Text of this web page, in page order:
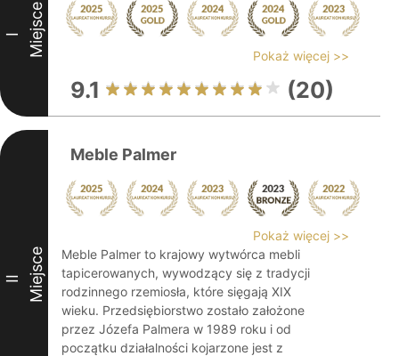
I Miejsce Pokaż więcej >>
9.1 (20)
II Miejsce
Meble Palmer
Pokaż więcej >>
Meble Palmer to krajowy wytwórca mebli
tapicerowanych, wywodzący się z tradycji
rodzinnego rzemiosła, które sięgają XIX
wieku. Przedsiębiorstwo zostało założone
przez Józefa Palmera w 1989 roku i od
początku działalności kojarzone jest z